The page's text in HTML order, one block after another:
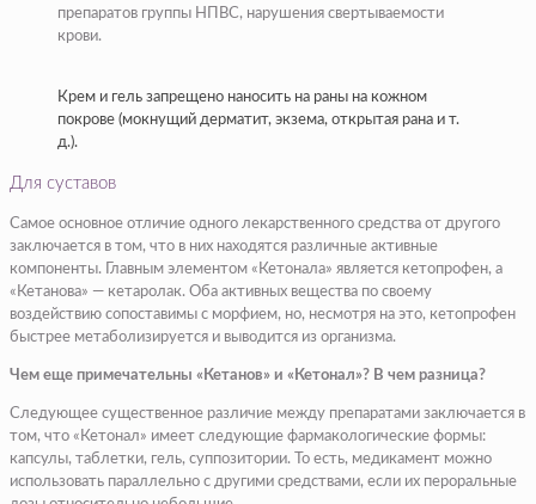
препаратов группы НПВС, нарушения свертываемости
крови.
Крем и гель запрещено наносить на раны на кожном
покрове (мокнущий дерматит, экзема, открытая рана и т.
д.).
Для суставов
Самое основное отличие одного лекарственного средства от другого
заключается в том, что в них находятся различные активные
компоненты. Главным элементом «Кетонала» является кетопрофен, а
«Кетанова» — кетаролак. Оба активных вещества по своему
воздействию сопоставимы с морфием, но, несмотря на это, кетопрофен
быстрее метаболизируется и выводится из организма.
Чем еще примечательны «Кетанов» и «Кетонал»? В чем разница?
Следующее существенное различие между препаратами заключается в
том, что «Кетонал» имеет следующие фармакологические формы:
капсулы, таблетки, гель, суппозитории. То есть, медикамент можно
использовать параллельно с другими средствами, если их пероральные